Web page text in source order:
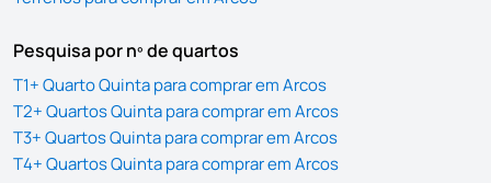
Pesquisa por nº de quartos
T1+ Quarto Quinta para comprar em Arcos
T2+ Quartos Quinta para comprar em Arcos
T3+ Quartos Quinta para comprar em Arcos
T4+ Quartos Quinta para comprar em Arcos